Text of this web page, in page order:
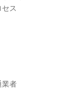
ス
業者